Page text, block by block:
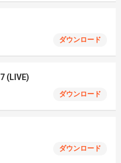
ダウンロード
(LIVE)
ダウンロード
ダウンロード